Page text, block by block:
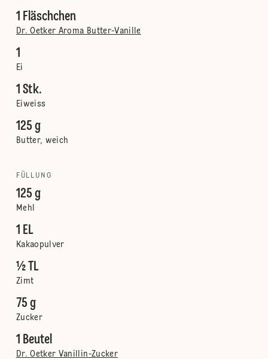
1 Fläschchen
Dr. Oetker Aroma Butter-Vanille
1
Ei
1 Stk.
Eiweiss
125 g
Butter, weich
FÜLLUNG
125 g
Mehl
1 EL
Kakaopulver
½ TL
Zimt
75 g
Zucker
1 Beutel
Dr. Oetker Vanillin-Zucker